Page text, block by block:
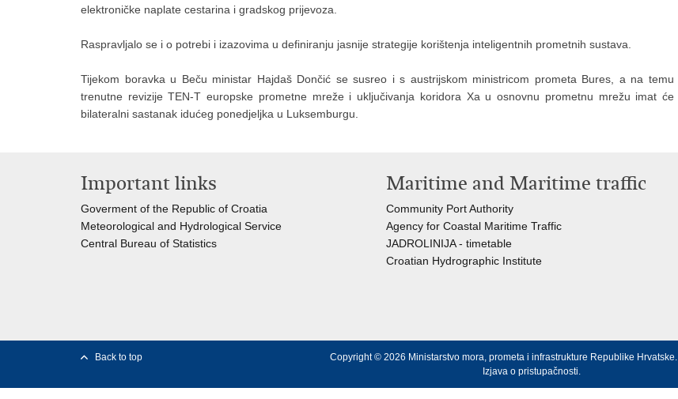
elektroničke naplate cestarina i gradskog prijevoza.
Raspravljalo se i o potrebi i izazovima u definiranju jasnije strategije korištenja inteligentnih prometnih sustava.
Tijekom boravka u Beču ministar Hajdaš Dončić se susreo i s austrijskom ministricom prometa Bures, a na temu
trenutne revizije TEN-T europske prometne mreže i uključivanja koridora Xa u osnovnu prometnu mrežu imat će
bilateralni sastanak idućeg ponedjeljka u Luksemburgu.
Important links
Goverment of the Republic of Croatia
Meteorological and Hydrological Service
Central Bureau of Statistics
Maritime and Maritime traffic
Community Port Authority
Agency for Coastal Maritime Traffic
JADROLINIJA - timetable
Croatian Hydrographic Institute
Back to top Copyright © 2026 Ministarstvo mora, prometa i infrastrukture Republike Hrvatske.
Izjava o pristupačnosti.